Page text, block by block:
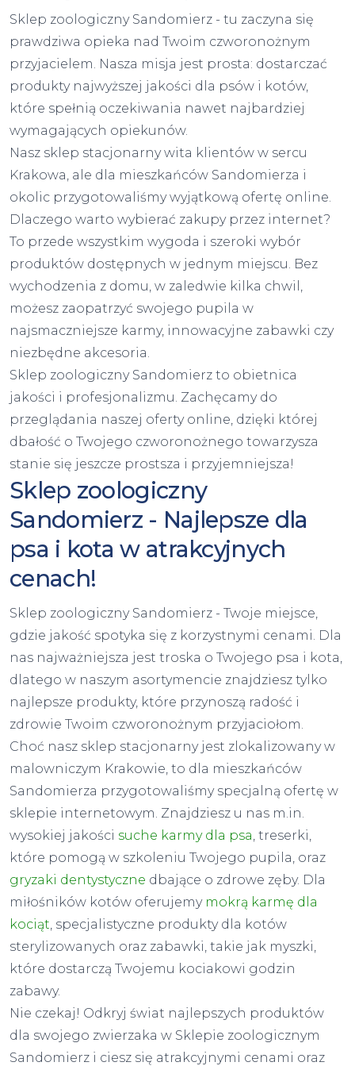
Sklep zoologiczny Sandomierz - tu zaczyna się
prawdziwa opieka nad Twoim czworonożnym
przyjacielem. Nasza misja jest prosta: dostarczać
produkty najwyższej jakości dla psów i kotów,
które spełnią oczekiwania nawet najbardziej
wymagających opiekunów.
Nasz sklep stacjonarny wita klientów w sercu
Krakowa, ale dla mieszkańców Sandomierza i
okolic przygotowaliśmy wyjątkową ofertę online.
Dlaczego warto wybierać zakupy przez internet?
To przede wszystkim wygoda i szeroki wybór
produktów dostępnych w jednym miejscu. Bez
wychodzenia z domu, w zaledwie kilka chwil,
możesz zaopatrzyć swojego pupila w
najsmaczniejsze karmy, innowacyjne zabawki czy
niezbędne akcesoria.
Sklep zoologiczny Sandomierz to obietnica
jakości i profesjonalizmu. Zachęcamy do
przeglądania naszej oferty online, dzięki której
dbałość o Twojego czworonożnego towarzysza
stanie się jeszcze prostsza i przyjemniejsza!
Sklep zoologiczny
Sandomierz - Najlepsze dla
psa i kota w atrakcyjnych
cenach!
Sklep zoologiczny Sandomierz - Twoje miejsce,
gdzie jakość spotyka się z korzystnymi cenami. Dla
nas najważniejsza jest troska o Twojego psa i kota,
dlatego w naszym asortymencie znajdziesz tylko
najlepsze produkty, które przynoszą radość i
zdrowie Twoim czworonożnym przyjaciołom.
Choć nasz sklep stacjonarny jest zlokalizowany w
malowniczym Krakowie, to dla mieszkańców
Sandomierza przygotowaliśmy specjalną ofertę w
sklepie internetowym. Znajdziesz u nas m.in.
wysokiej jakości suche karmy dla psa, treserki,
które pomogą w szkoleniu Twojego pupila, oraz
gryzaki dentystyczne dbające o zdrowe zęby. Dla
miłośników kotów oferujemy mokrą karmę dla
kociąt, specjalistyczne produkty dla kotów
sterylizowanych oraz zabawki, takie jak myszki,
które dostarczą Twojemu kociakowi godzin
zabawy.
Nie czekaj! Odkryj świat najlepszych produktów
dla swojego zwierzaka w Sklepie zoologicznym
Sandomierz i ciesz się atrakcyjnymi cenami oraz